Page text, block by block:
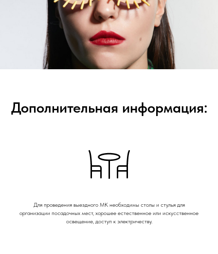
Дополнительная информация:
Для проведения выездного МК необходимы столы и стулья для
организации посадочных мест, хорошее естественное или искусственное
освещение, доступ к электричеству.